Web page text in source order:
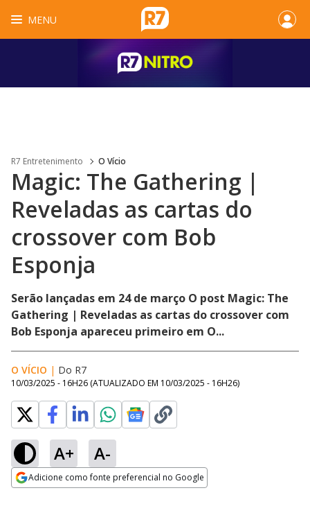
MENU
R7 Entretenimento O Vício
Magic: The Gathering |
Reveladas as cartas do
crossover com Bob
Esponja
Serão lançadas em 24 de março O post Magic: The
Gathering | Reveladas as cartas do crossover com
Bob Esponja apareceu primeiro em O...
O VÍCIO | Do R7
10/03/2025 - 16H26 (ATUALIZADO EM 10/03/2025 - 16H26)
A+ A-
Adicione como fonte preferencial no Google